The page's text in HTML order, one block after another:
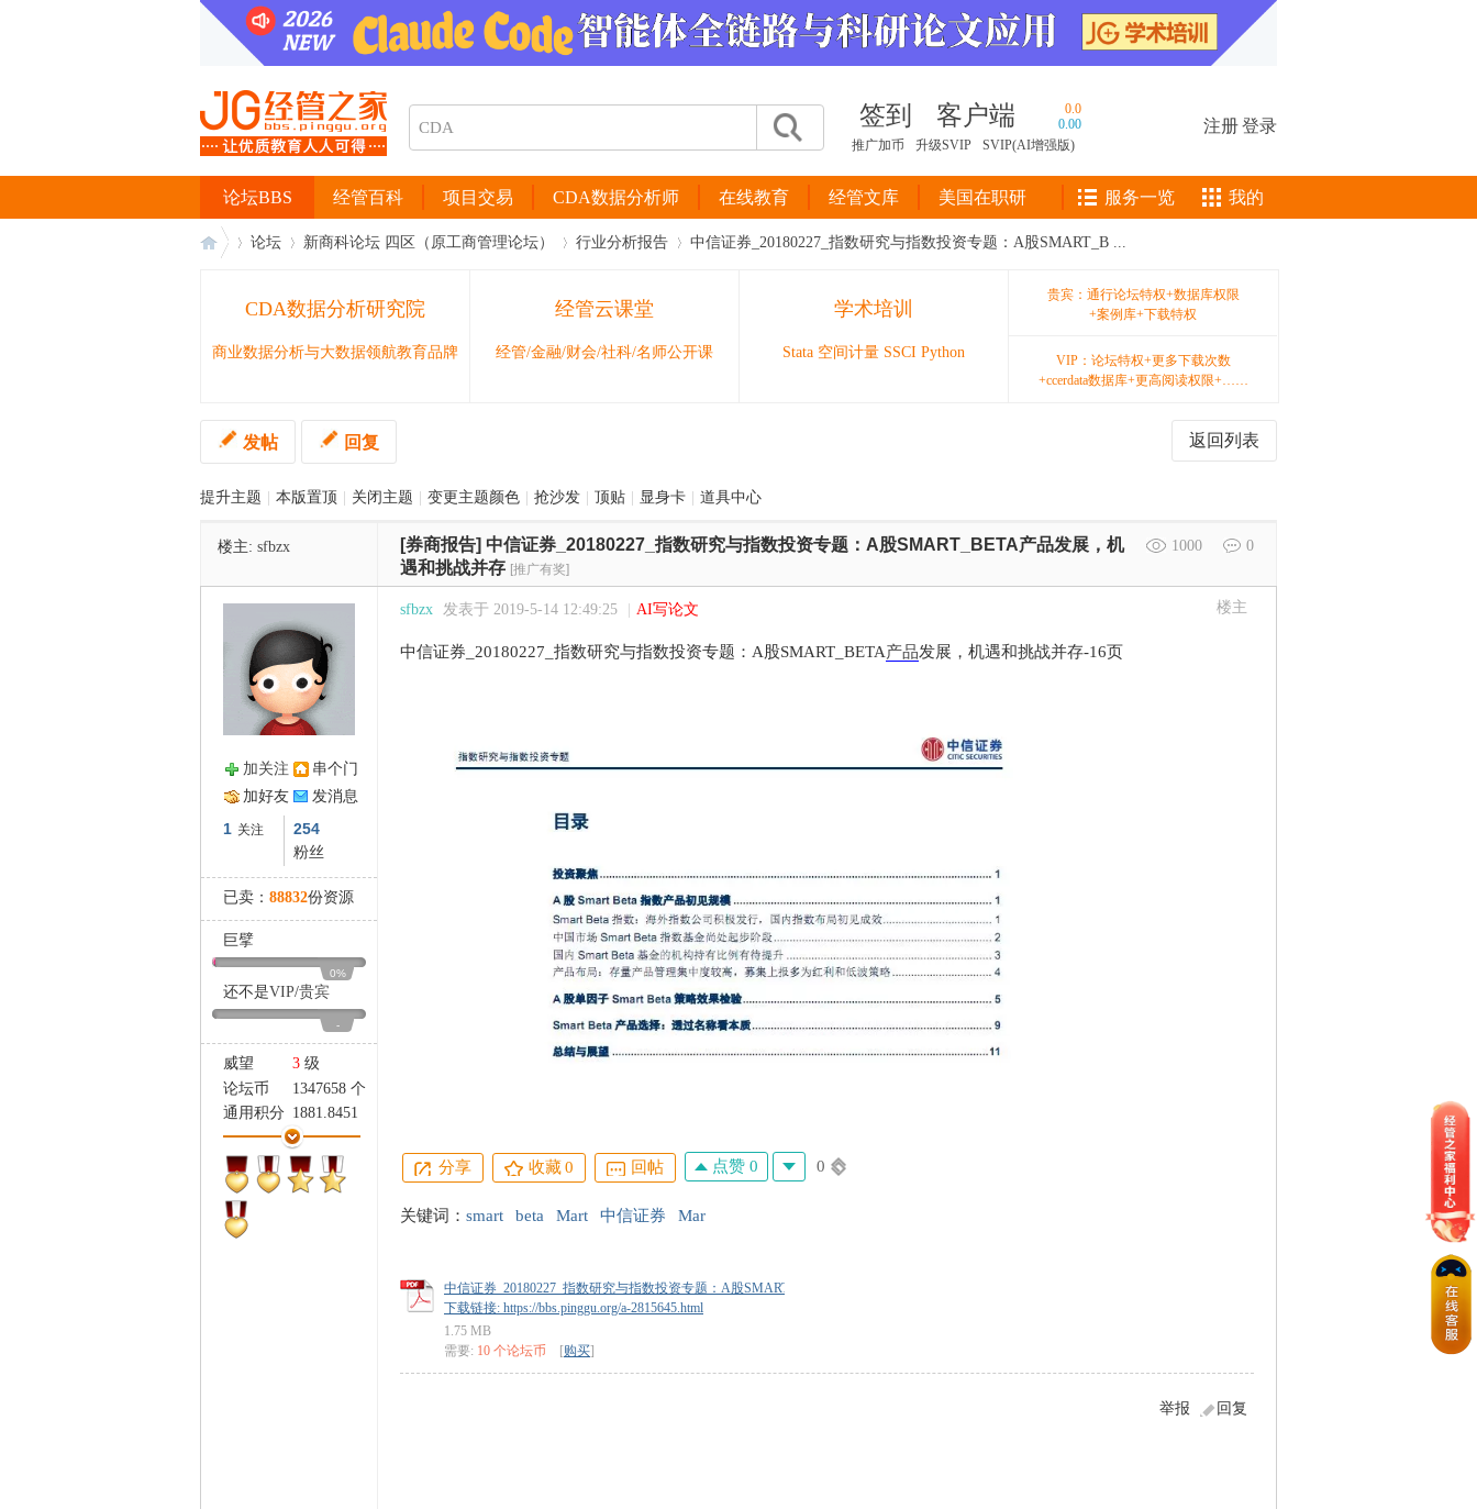
签到 客户端
0.0
0.00
推广加币
升级SVIP SVIP(AI增强版)
注册登录
经管百科 项目交易 CDA数据分析师 在线教育 经管文库 美国在职研
论坛BBS 服务一览 我的
论坛 新商科论坛 四区（原工商管理论坛） 行业分析报告 中信证券_20180227_指数研究与指数投资专题：A股SMART_B ...
CDA数据分析研究院
商业数据分析与大数据领航教育品牌
经管云课堂
经管/金融/财会/社科/名师公开课
学术培训
Stata 空间计量 SSCI Python
贵宾：通行论坛特权+数据库权限
+案例库+下载特权
VIP：论坛特权+更多下载次数
+ccerdata数据库+更高阅读权限+……
返回列表
发帖 回复
提升主题 本版置顶 关闭主题 变更主题颜色 抢沙发 顶贴 显身卡 道具中心
楼主: sfbzx 1000 0
[券商报告] 中信证券_20180227_指数研究与指数投资专题：A股SMART_BETA产品发展，机
遇和挑战并存 [推广有奖]
加关注
串个门
加好友
发消息
1 关注 254
粉丝
已卖： 88832份资源
巨擘
0%
还不是VIP/贵宾
-
威望 3 级
论坛币
1347658 个
通用积分 1881.8451
学术水平
366 点
热心指数
649 点
信用等级
305 点
经验
帖子
楼主
sfbzx 发表于 2019-5-14 12:49:25 AI写论文
中信证券_20180227_指数研究与指数投资专题：A股SMART_BETA产品发展，机遇和挑战并存-16页
分享 收藏0 回帖 点赞 0 0
关键词： smart beta Mart 中信证券 Mar
中信证券_20180227_指数研究与指数投资专题：A股SMART_BETA产品发展，机遇和挑战并存-16页.pdf
下载链接: https://bbs.pinggu.org/a-2815645.html
1.75 MB
需要: 10 个论坛币 [购买]
回复
举报